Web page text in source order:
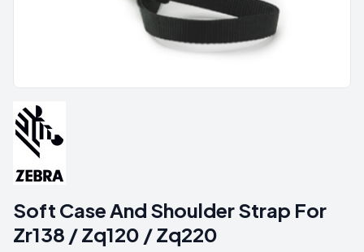
Soft Case And Shoulder Strap For
Zr138 / Zq120 / Zq220